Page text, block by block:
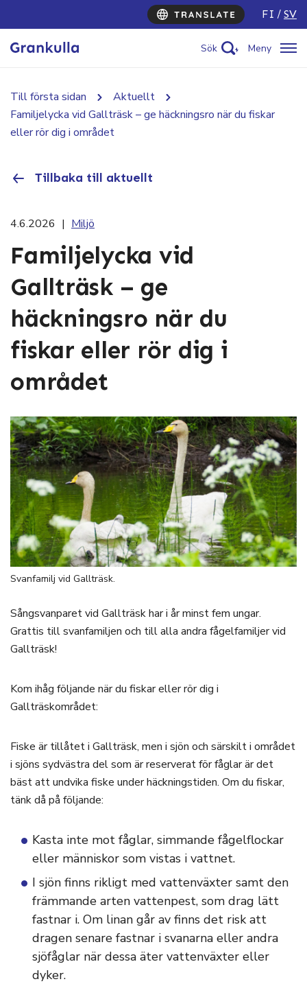
FI SV
Sök Meny
Till första sidan
Aktuellt
Familjelycka vid Gallträsk – ge häckningsro när du fiskar
eller rör dig i området
Tillbaka till aktuellt
4.6.2026 | Miljö
Familjelycka vid
Gallträsk – ge
häckningsro när du
fiskar eller rör dig i
området
Svanfamilj vid Gallträsk.
Sångsvanparet vid Gallträsk har i år minst fem ungar.
Grattis till svanfamiljen och till alla andra fågelfamiljer vid
Gallträsk!
Kom ihåg följande när du fiskar eller rör dig i
Gallträskområdet:
Fiske är tillåtet i Gallträsk, men i sjön och särskilt i området
i sjöns sydvästra del som är reserverat för fåglar är det
bäst att undvika fiske under häckningstiden. Om du fiskar,
tänk då på följande:
Kasta inte mot fåglar, simmande fågelflockar
eller människor som vistas i vattnet.
I sjön finns rikligt med vattenväxter samt den
främmande arten vattenpest, som drag lätt
fastnar i. Om linan går av finns det risk att
dragen senare fastnar i svanarna eller andra
sjöfåglar när dessa äter vattenväxter eller
dyker.